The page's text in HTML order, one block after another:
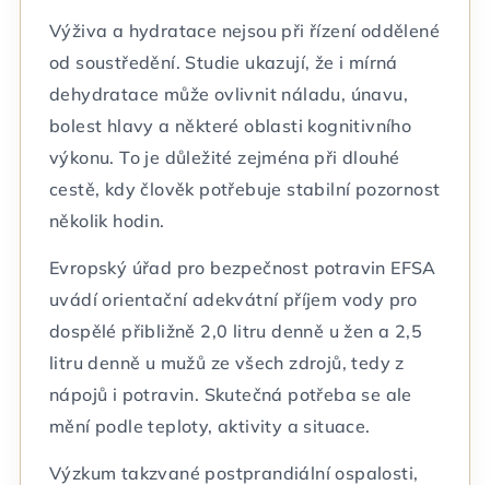
Výživa a hydratace nejsou při řízení oddělené
od soustředění. Studie ukazují, že i mírná
dehydratace může ovlivnit náladu, únavu,
bolest hlavy a některé oblasti kognitivního
výkonu. To je důležité zejména při dlouhé
cestě, kdy člověk potřebuje stabilní pozornost
několik hodin.
Evropský úřad pro bezpečnost potravin EFSA
uvádí orientační adekvátní příjem vody pro
dospělé přibližně 2,0 litru denně u žen a 2,5
litru denně u mužů ze všech zdrojů, tedy z
nápojů i potravin. Skutečná potřeba se ale
mění podle teploty, aktivity a situace.
Výzkum takzvané postprandiální ospalosti,